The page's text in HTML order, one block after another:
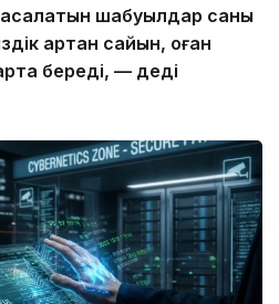
шабуылдар саны
артқан сайын, оған
береді, — деді